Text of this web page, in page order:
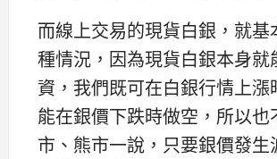
而線上交易的現貨白銀，就基
種情況，因為現貨白銀本身就
資，我們既可在白銀行情上漲
能在銀價下跌時做空，所以也
市、熊市一說，只要銀價發生